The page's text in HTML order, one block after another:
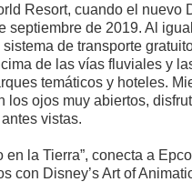
Resort, cuando el nuevo
septiembre de 2019. Al
de transporte
de las vías fluviales y
temáticos y hoteles.
los ojos muy abiertos,
vistas.
en la Tierra”, conecta a
con Disney’s Art of